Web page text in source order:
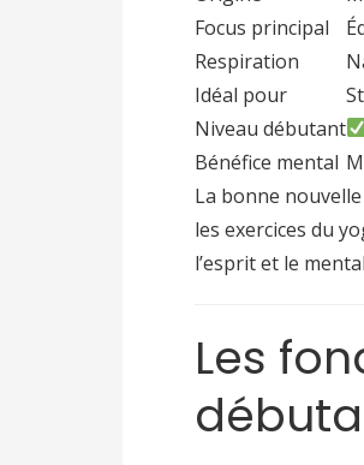
Focus principal
Respiration
Idéal pour
Niveau débutant
Bénéfice mental
La bonne
les exercices du
l’esprit et le
Les